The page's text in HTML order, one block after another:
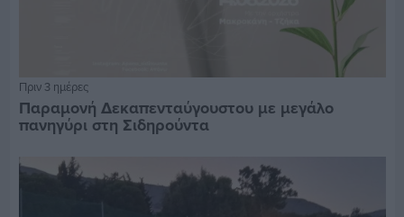
Πριν 3 ημέρες
Παραμονή Δεκαπενταύγουστου με μεγάλο
πανηγύρι στη Σιδηρούντα